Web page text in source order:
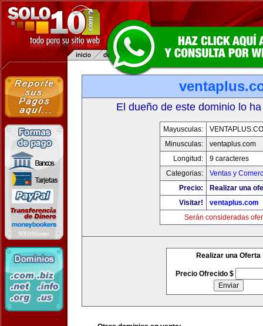
El dueño de este dominio lo
Mayusculas:
Minusculas:
ventaplus.com
Longitud:
9 caracteres
Categorias:
Ventas y
Precio:
Realizar una
Visitar!
ventaplus.com
Serán consideradas
Realizar una Oferta
Precio Ofrecido $